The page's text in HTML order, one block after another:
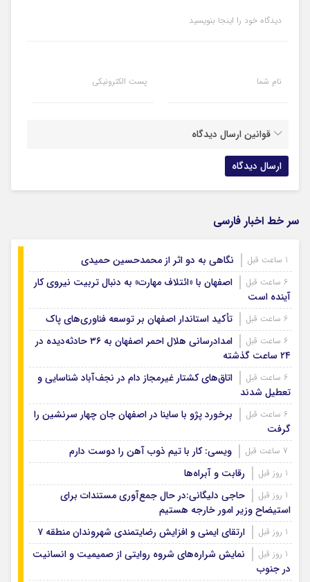
دیدگاه خود را اینجا بنویسید
نام شما پست الکترونیکی
قوانین ارسال دیدگاه
سر خط اخبار فارسی
نگاهی به دو اثر از محمدحسین حمیدی
اصفهان با «ائتلاف مهارت» به دنبال تربیت نیروی کار
آینده است
تأکید استاندار اصفهان بر توسعه فناوری‌های پاک
امدادرسانی هلال احمر اصفهان به ۳۶ حادثه‌دیده در
۲۴ ساعت گذشته
اتاق‌های کشتار غیرمجاز دام در نجف‌آباد شناسایی و
تعطیل شدند
برخورد پژو با ساینا در اصفهان جان چهار سرنشین را
گرفت
ویسی: کار با تیم ذوب آهن را دوست دارم
رقابت و آبراه‌ها
حاجی دلیگانی:در حال جمع‌آوری مستندات برای
استیضاح وزیر امور خارجه هستیم
ارتقای ایمنی و افزایش رضایتمندی شهروندان منطقه ۷
نمایش شراره‌های شروه روایتی از صمیمیت و انسانیت
در جنوب